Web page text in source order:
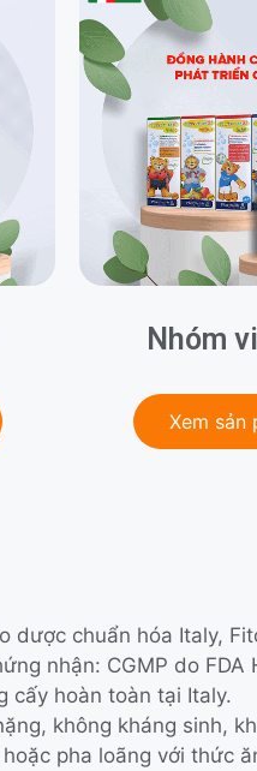
Nhóm
Xem sản
dược chuẩn hóa Italy,
nhận: CGMP do FDA
cấy hoàn toàn tại Italy.
không kháng sinh,
pha loãng với thức